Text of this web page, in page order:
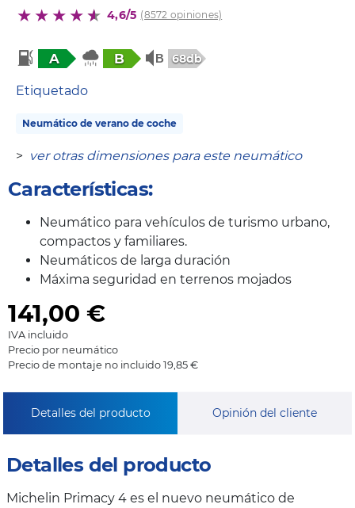
4,6/5 (8572 opiniones)
A B 68db
Etiquetado
Neumático de verano de coche
> ver otras dimensiones para este neumático
Características:
Neumático para vehículos de turismo urbano,
compactos y familiares.
Neumáticos de larga duración
Máxima seguridad en terrenos mojados
141,00 €
IVA incluido
Precio por neumático
Precio de montaje no incluido 19,85 €
Detalles del producto Opinión del cliente
Detalles del producto
Michelin Primacy 4 es el nuevo neumático de